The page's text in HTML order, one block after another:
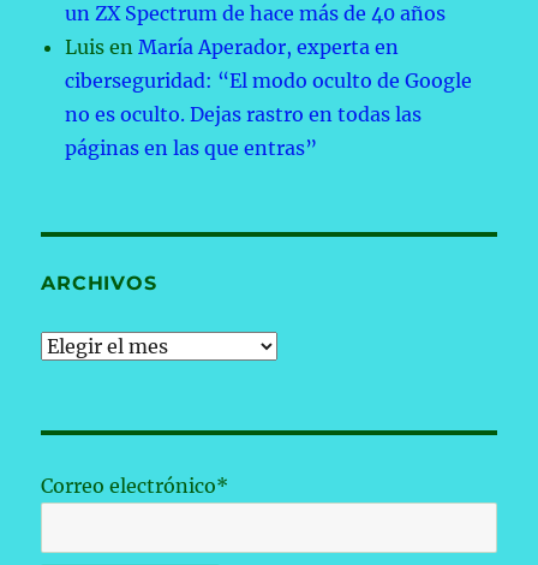
un ZX Spectrum de hace más de 40 años
Luis enMaría Aperador, experta en
ciberseguridad: “El modo oculto de Google
no es oculto. Dejas rastro en todas las
páginas en las que entras”
ARCHIVOS
Archivos
Correo electrónico*